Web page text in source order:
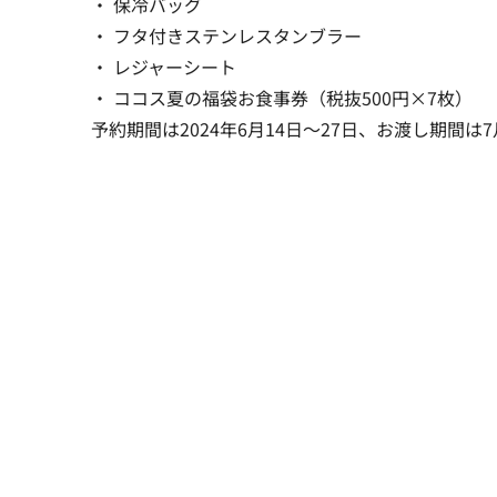
・ フタ付きステンレスタンブラー
・ レジャーシート
・ ココス夏の福袋お食事券（税抜500円×7枚）
予約期間は2024年6月14日～27日、お渡し期間は